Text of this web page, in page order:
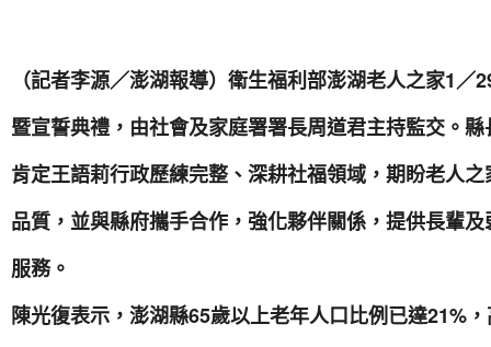
（記者李源／澎湖報導）衛生福利部澎湖老人之家1
暨宣誓典禮，由社會及家庭署署長周道君主持監交。
肯定王語莉行政歷練完整、深耕社福領域，期盼老人
品質，並與縣府攜手合作，強化夥伴關係，提供長輩
服務。
陳光復表示，澎湖縣65歲以上老年人口比例已達21%